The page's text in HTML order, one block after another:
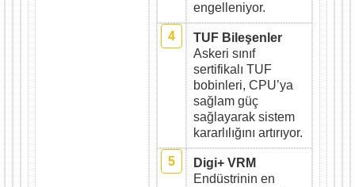
engelleniyor.
4
TUF Bileşenler
Askeri sınıf
sertifikalı TUF
bobinleri, CPU’ya
sağlam güç
sağlayarak sistem
kararlılığını artırıyor.
5
Digi+ VRM
Endüstrinin en